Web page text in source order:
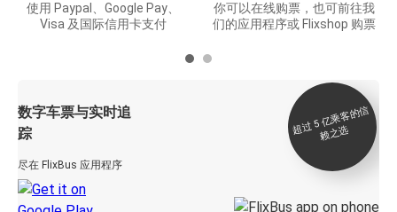
使用 Paypal、Google Pay、
Visa 及国际信用卡支付
你可以在线购票，也可前往我
们的应用程序或 Flixshop 购票
数字车票与实时追
踪
尽在 FlixBus 应用程序
超
过 5
亿
乘
客
的
信
赖
之
选